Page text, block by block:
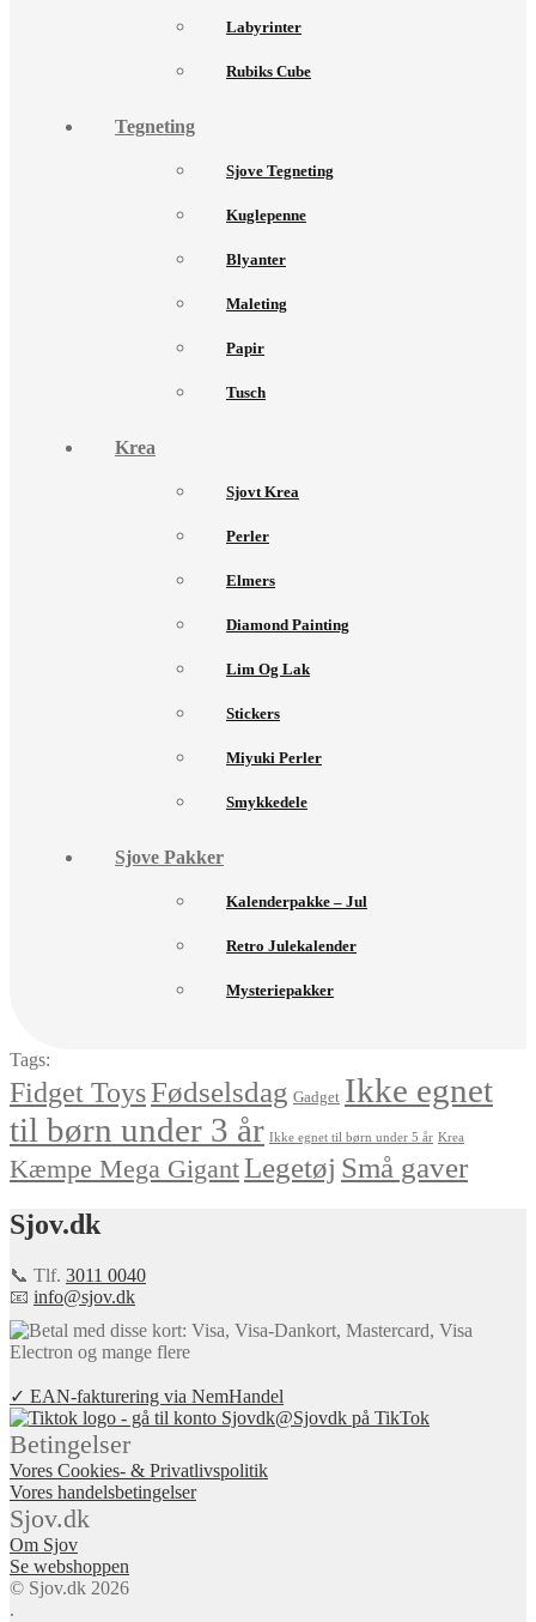
Labyrinter
Rubiks Cube
Tegneting
Sjove Tegneting
Kuglepenne
Blyanter
Maleting
Papir
Tusch
Krea
Sjovt Krea
Perler
Elmers
Diamond Painting
Lim Og Lak
Stickers
Miyuki Perler
Smykkedele
Sjove Pakker
Kalenderpakke – Jul
Retro Julekalender
Mysteriepakker
Tags:
Fidget ToysFødselsdag Gadget Ikke egnet
til børn under 3 år Ikke egnet til børn under 5 år Krea
Kæmpe Mega GigantLegetøj Små gaver
Sjov.dk
📞 Tlf. 3011 0040
📧 info@sjov.dk
✓ EAN-fakturering via NemHandel
@Sjovdk på TikTok
Betingelser
Vores Cookies- & Privatlivspolitik
Vores handelsbetingelser
Sjov.dk
Om Sjov
Se webshoppen
© Sjov.dk 2026
.